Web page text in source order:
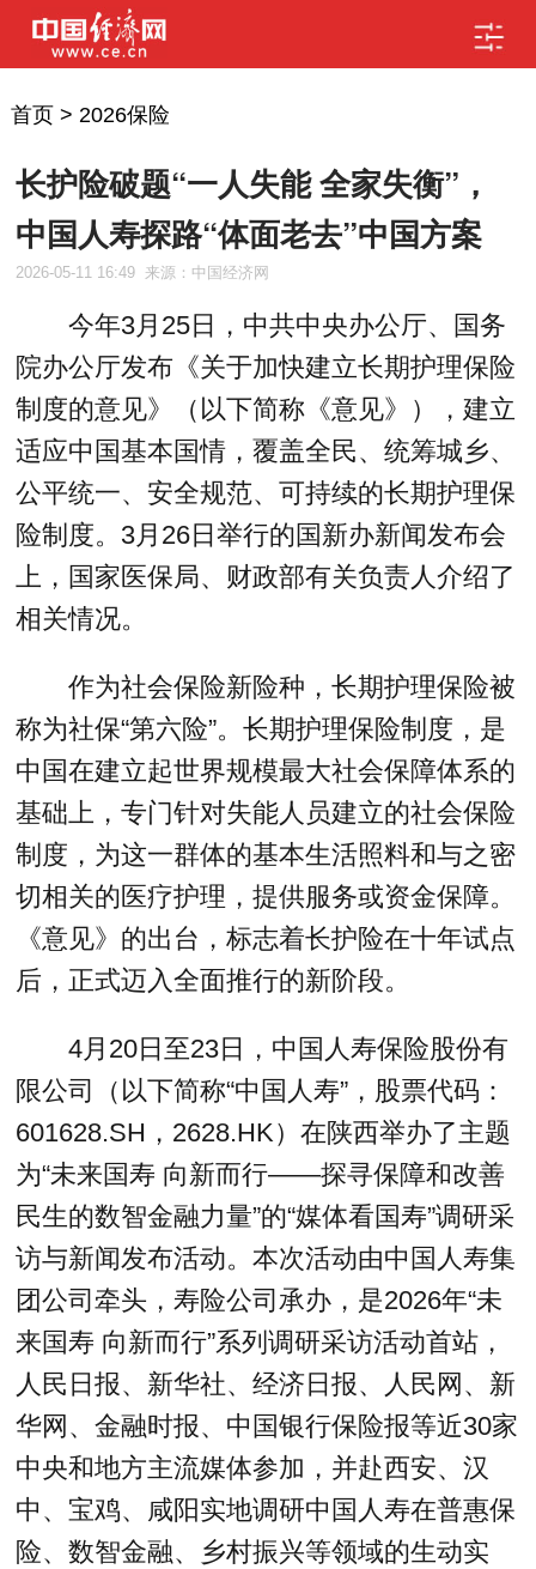
首页> 2026保险
长护险破题“一人失能 全家失衡”，
中国人寿探路“体面老去”中国方案
2026-05-11 16:49 来源：中国经济网
今年3月25日，中共中央办公厅、国务
院办公厅发布《关于加快建立长期护理保险
制度的意见》（以下简称《意见》），建立
适应中国基本国情，覆盖全民、统筹城乡、
公平统一、安全规范、可持续的长期护理保
险制度。3月26日举行的国新办新闻发布会
上，国家医保局、财政部有关负责人介绍了
相关情况。
作为社会保险新险种，长期护理保险被
称为社保“第六险”。长期护理保险制度，是
中国在建立起世界规模最大社会保障体系的
基础上，专门针对失能人员建立的社会保险
制度，为这一群体的基本生活照料和与之密
切相关的医疗护理，提供服务或资金保障。
《意见》的出台，标志着长护险在十年试点
后，正式迈入全面推行的新阶段。
4月20日至23日，中国人寿保险股份有
限公司（以下简称“中国人寿”，股票代码：
601628.SH，2628.HK）在陕西举办了主题
为“未来国寿 向新而行——探寻保障和改善
民生的数智金融力量”的“媒体看国寿”调研采
访与新闻发布活动。本次活动由中国人寿集
团公司牵头，寿险公司承办，是2026年“未
来国寿 向新而行”系列调研采访活动首站，
人民日报、新华社、经济日报、人民网、新
华网、金融时报、中国银行保险报等近30家
中央和地方主流媒体参加，并赴西安、汉
中、宝鸡、咸阳实地调研中国人寿在普惠保
险、数智金融、乡村振兴等领域的生动实